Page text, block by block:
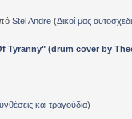
Stel Andre(Δικοί μας
Tyranny" (drum cover by
και τραγούδια)